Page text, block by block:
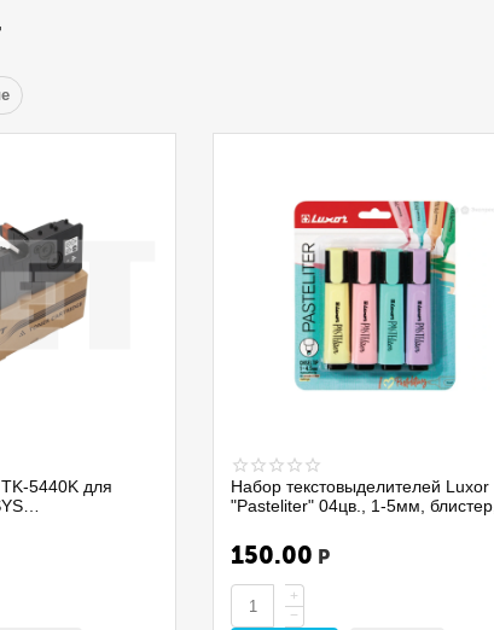
5440K для
Black,
2800 стр.,
Набор текстовыделителей Luxor
"Pasteliter" 04цв., 1-5мм, блистер,
150.00 Р
+
−